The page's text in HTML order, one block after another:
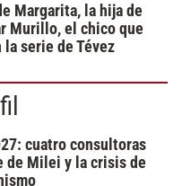
Margarita, la hija de
Murillo, el chico que
serie de Tévez
cuatro consultoras
de Milei y la crisis de